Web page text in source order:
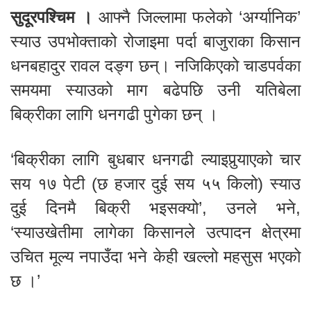
सुदूरपश्चिम । आफ्नै जिल्लामा फलेको ‘अर्ग्यानिक’
स्याउ उपभोक्ताको रोजाइमा पर्दा बाजुराका किसान
धनबहादुर रावल दङ्ग छन्। नजिकिएको चाडपर्वका
समयमा स्याउको माग बढेपछि उनी यतिबेला
बिक्रीका लागि धनगढी पुगेका छन् ।
‘बिक्रीका लागि बुधबार धनगढी ल्याइपुर्‍याएको चार
सय १७ पेटी (छ हजार दुई सय ५५ किलो) स्याउ
दुई दिनमै बिक्री भइसक्यो’, उनले भने,
‘स्याउखेतीमा लागेका किसानले उत्पादन क्षेत्रमा
उचित मूल्य नपाउँदा भने केही खल्लो महसुस भएको
छ ।’